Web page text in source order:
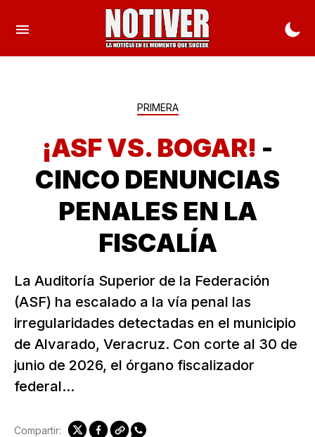
PRIMERA
¡ASF VS. BOGAR! -
CINCO DENUNCIAS
PENALES EN LA
FISCALÍA
La Auditoría Superior de la Federación
(ASF) ha escalado a la vía penal las
irregularidades detectadas en el municipio
de Alvarado, Veracruz. Con corte al 30 de
junio de 2026, el órgano fiscalizador
federal...
Compartir: